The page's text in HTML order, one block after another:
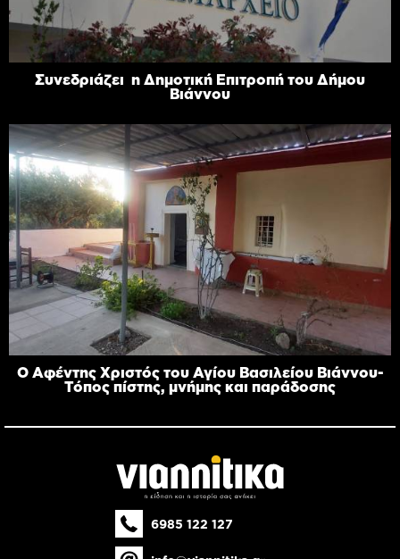
Συνεδριάζει η Δημοτική Επιτροπή του Δήμου
Βιάννου
Ο Αφέντης Χριστός του Αγίου Βασιλείου Βιάννου-
Τόπος πίστης, μνήμης και παράδοσης
6985 122 127